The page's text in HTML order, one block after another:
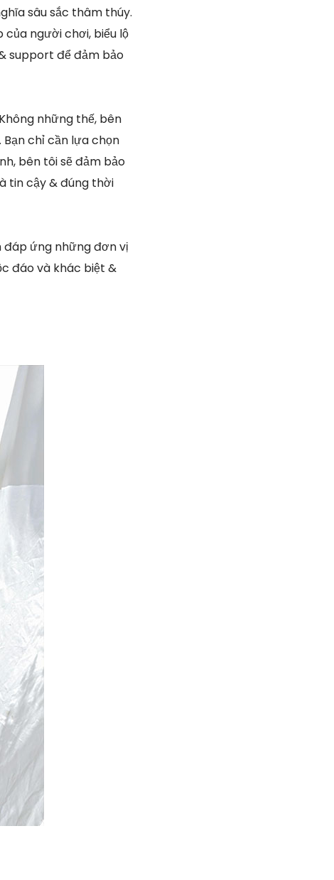
sâu sắc thâm thúy.
người chơi, biểu lộ
support để đảm bảo
Không những thế, bên
chỉ cần lựa chọn
bên tôi sẽ đảm bảo
tin cậy & đúng thời
đáp ứng những đơn vị
đáo và khác biệt &